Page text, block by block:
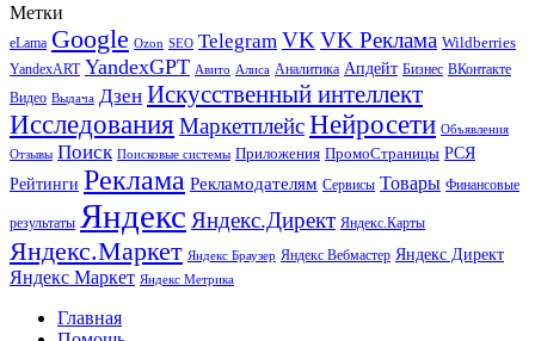
Метки
eLama Google Ozon SEO Telegram VK VK Реклама Wildberries
YandexART YandexGPT Авито Алиса Аналитика Апдейт Бизнес ВКонтакте
Видео Выдача Дзен Искусственный интеллект
Исследования МаркетплейсНейросети Объявления
Отзывы Поиск Поисковые системы Приложения ПромоСтраницы РСЯ
Рейтинги Реклама Рекламодателям Сервисы Товары Финансовые
результаты Яндекс Яндекс.Директ Яндекс.Карты
Яндекс.Маркет Яндекс Браузер Яндекс Вебмастер Яндекс Директ
Яндекс Маркет Яндекс Метрика
Главная